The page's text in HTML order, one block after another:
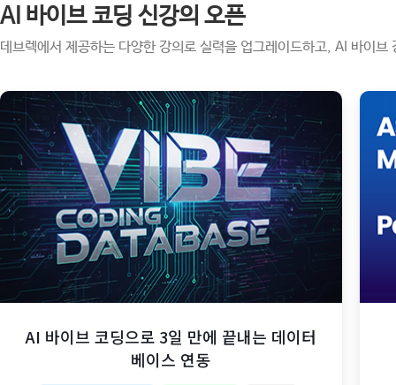
AI 바이브 코딩 신강의 오픈
데브렉에서 제공하는 다양한 강의로 실력을 업그레이드하고, AI 바이
AI 바이브 코딩으로 3일 만에 끝내는 데이터
베이스 연동